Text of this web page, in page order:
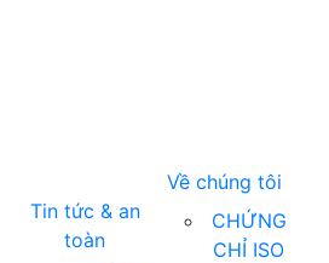
Tin tức & an
toàn
Về chúng tôi
CHỨNG
CHỈ ISO